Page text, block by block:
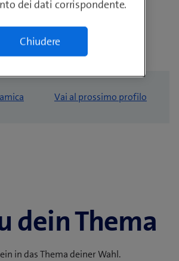
Vai al prossimo profilo
dein Thema
in das Thema deiner Wahl.
dei dati corrispondente.
Chiudere